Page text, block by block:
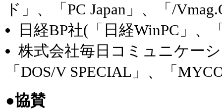
ド」、「PC Japan」、「/
日経BP社(「日経WinPC」、
株式会社毎日コミュニケー
「DOS/V SPECIAL」、「
●協賛